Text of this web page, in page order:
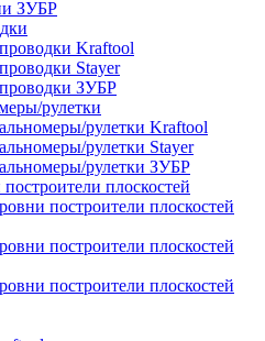
ЗУБР
Kraftool
Stayer
ЗУБР
рулетки
рулетки Kraftool
рулетки Stayer
рулетки ЗУБР
плоскостей
построители плоскостей
построители плоскостей
построители плоскостей